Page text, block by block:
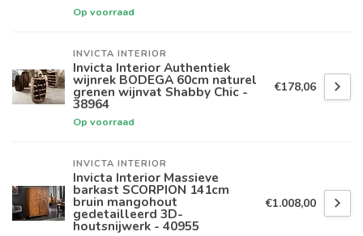
Op voorraad
INVICTA INTERIOR
Invicta Interior Authentiek
wijnrek BODEGA 60cm naturel
grenen wijnvat Shabby Chic -
38964
Op voorraad
€178,06
INVICTA INTERIOR
Invicta Interior Massieve
barkast SCORPION 141cm
bruin mangohout
gedetailleerd 3D-
houtsnijwerk - 40955
€1.008,00